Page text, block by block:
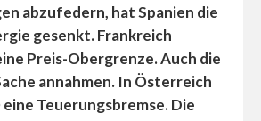
abzufedern, hat Spanien die
gesenkt. Frankreich
Preis-Obergrenze. Auch die
annahmen. In Österreich
Teuerungsbremse. Die